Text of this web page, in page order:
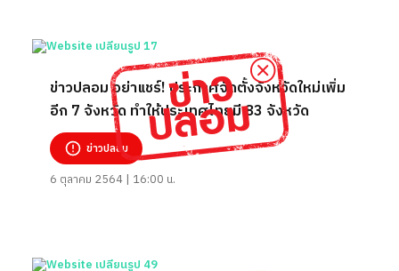
ข่าวปลอม อย่าแชร์! ประกาศจัดตั้งจังหวัดใหม่เพิ่ม
อีก 7 จังหวัด ทำให้ประเทศไทยมี 83 จังหวัด
ข่าวปลอม
6 ตุลาคม 2564 | 16:00 น.